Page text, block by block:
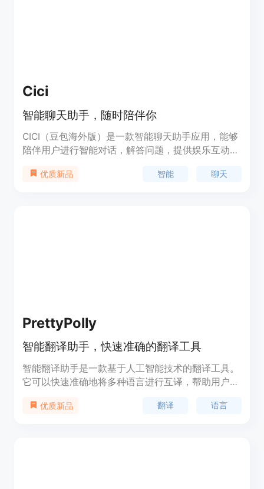
Cici
智能聊天助手，随时陪伴你
CICI（豆包海外版）是一款智能聊天助手应用，能够
陪伴用户进行智能对话，解答问题，提供娱乐互动等
的服务。定价灵活，定位为用户的智能聊天伙伴。
优质新品 智能 聊天
PrettyPolly
智能翻译助手，快速准确的翻译工具
智能翻译助手是一款基于人工智能技术的翻译工具。
它可以快速准确地将多种语言进行互译，帮助用户解
持多种语言的翻译，包括中文、英文、日文、韩文
优质新品 翻译 语言